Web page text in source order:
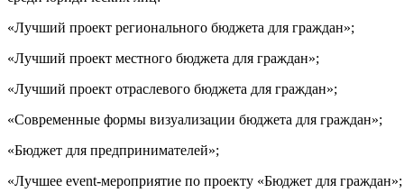
«Лучший проект регионального бюджета для граждан»;
«Лучший проект местного бюджета для граждан»;
«Лучший проект отраслевого бюджета для граждан»;
«Современные формы визуализации бюджета для граждан»;
«Бюджет для предпринимателей»;
«Лучшее event-мероприятие по проекту «Бюджет для граждан»;